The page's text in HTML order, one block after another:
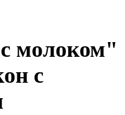
молоком"
с